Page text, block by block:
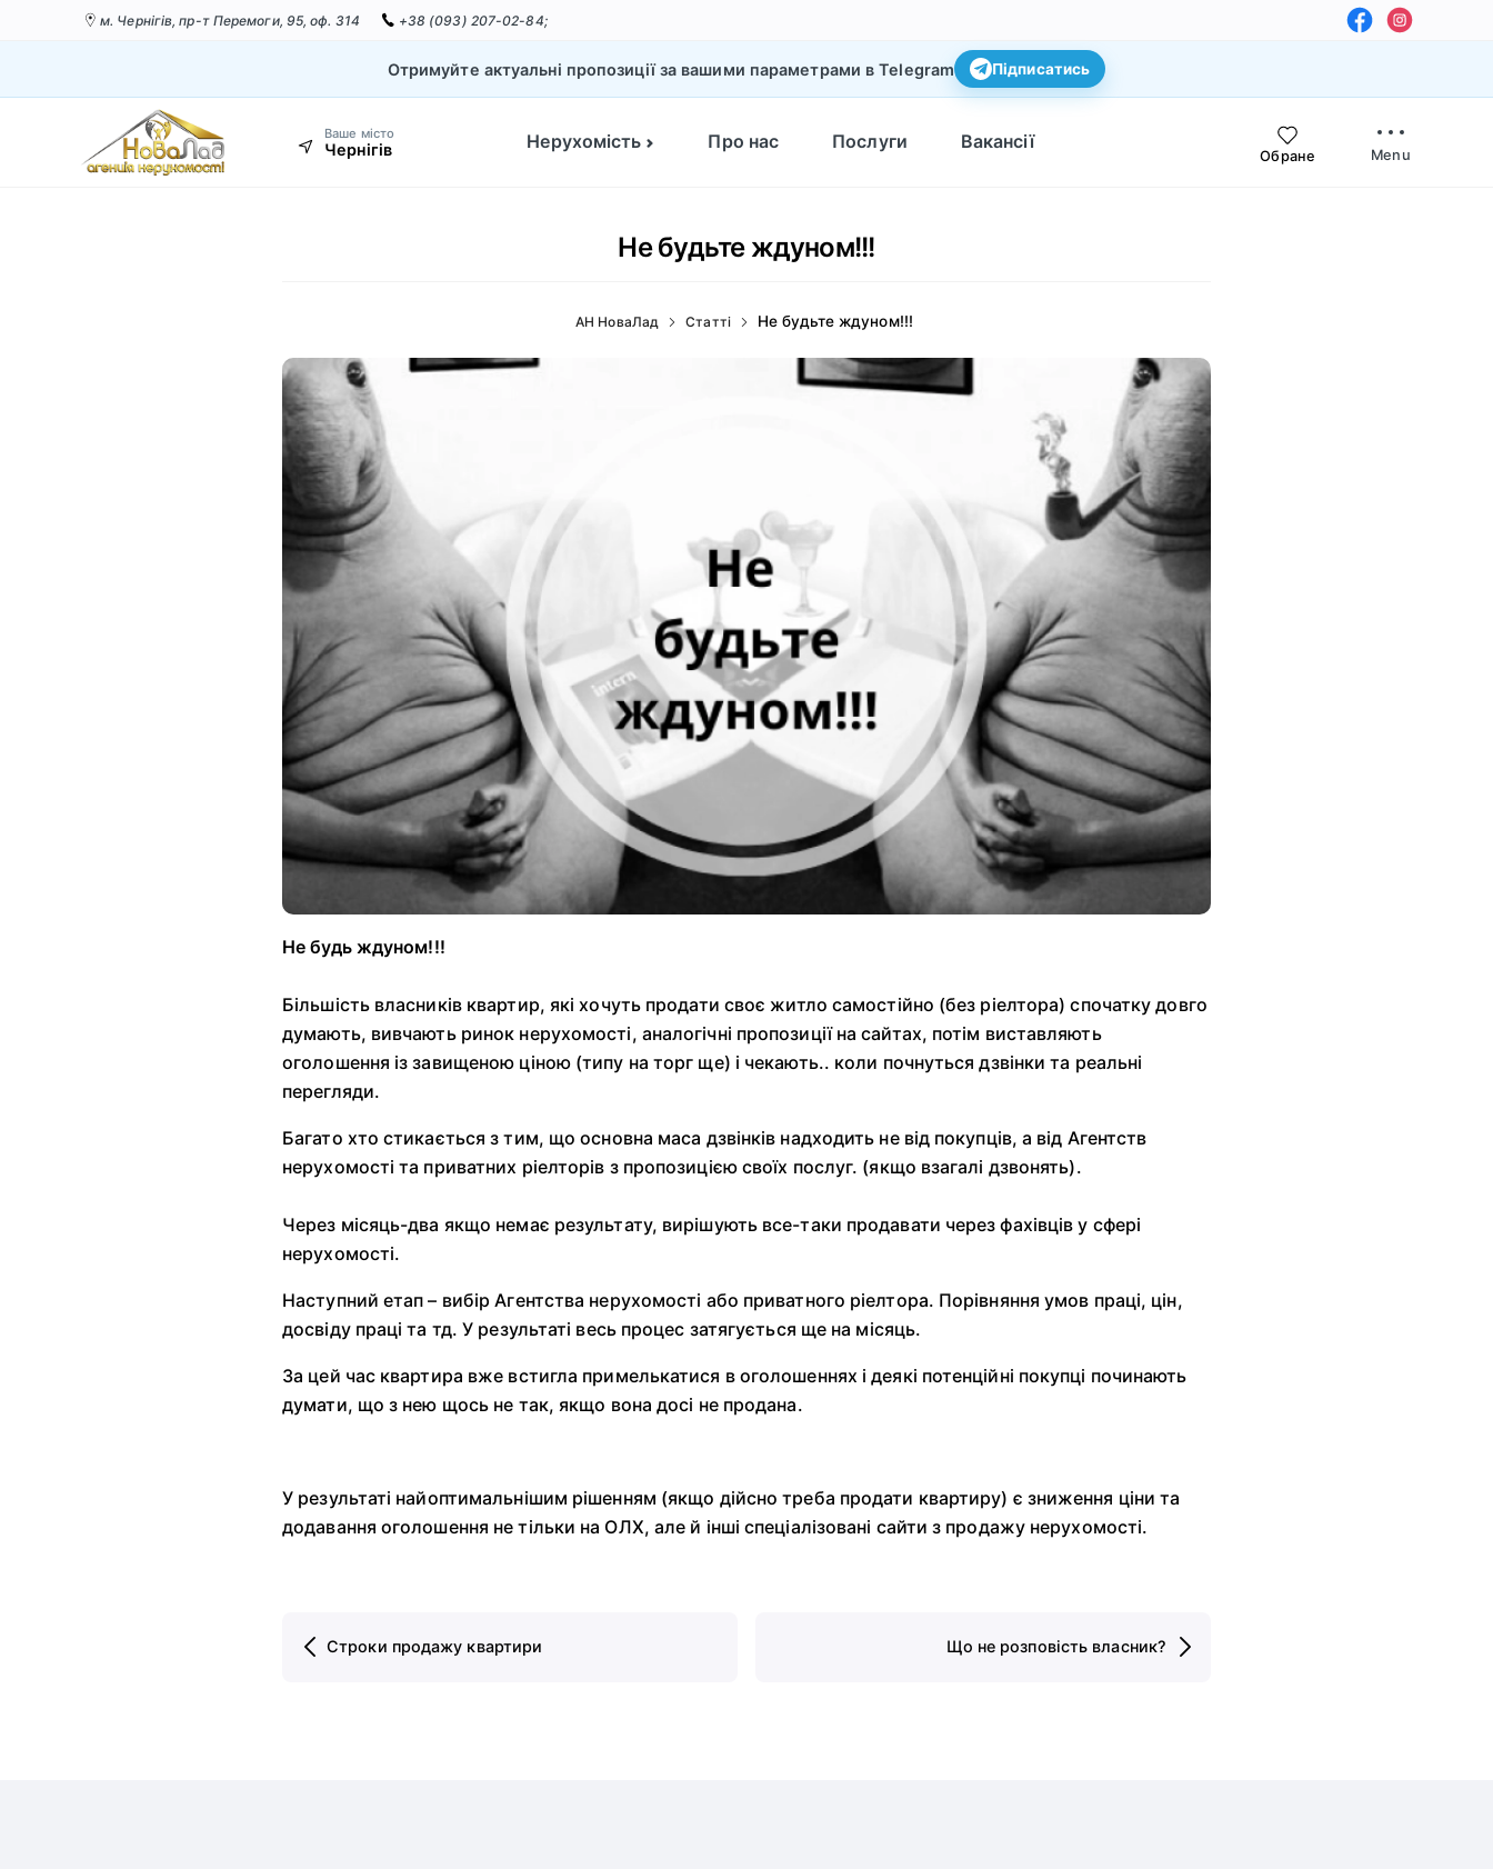
м. Чернігів, пр-т Перемоги, 95, оф. 314 +38 (093) 207-02-84;
Отримуйте актуальні пропозиції за вашими параметрами в Telegram Підписатись
Ваше місто
Чернігів Нерухомість Про нас Послуги Вакансії
Обране Menu
Не будьте ждуном!!!
АН НоваЛад Статті Не будьте ждуном!!!
Не будь ждуном!!!
Більшість власників квартир, які хочуть продати своє житло самостійно (без ріелтора) спочатку довго
думають, вивчають ринок нерухомості, аналогічні пропозиції на сайтах, потім виставляють
оголошення із завищеною ціною (типу на торг ще) і чекають.. коли почнуться дзвінки та реальні
перегляди.
Багато хто стикається з тим, що основна маса дзвінків надходить не від покупців, а від Агентств
нерухомості та приватних ріелторів з пропозицією своїх послуг. (якщо взагалі дзвонять).
Через місяць-два якщо немає результату, вирішують все-таки продавати через фахівців у сфері
нерухомості.
Наступний етап – вибір Агентства нерухомості або приватного ріелтора. Порівняння умов праці, цін,
досвіду праці та тд. У результаті весь процес затягується ще на місяць.
За цей час квартира вже встигла примелькатися в оголошеннях і деякі потенційні покупці починають
думати, що з нею щось не так, якщо вона досі не продана.
У результаті найоптимальнішим рішенням (якщо дійсно треба продати квартиру) є зниження ціни та
додавання оголошення не тільки на ОЛХ, але й інші спеціалізовані сайти з продажу нерухомості.
Строки продажу квартири Що не розповість власник?